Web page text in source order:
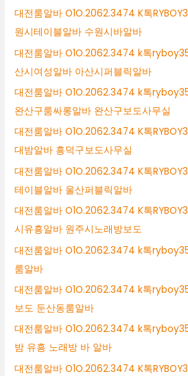
대전룸알바 O1O.2062.3474 K톡
원시테이블알바 수원시바알바
대전룸알바 O1O.2062.3474 k톡
산시여성알바 아산시퍼블릭알바
대전룸알바 O1O.2062.3474 k톡
완산구룸싸롱알바 완산구보도사무실
대전룸알바 O1O.2062.3474 K톡
대밤알바 흥덕구보도사무실
대전룸알바 O1O.2062.3474 K톡
테이블알바 울산퍼블릭알바
대전룸알바 O1O.2062.3474 K톡
시유흥알바 원주시노래방보도
대전룸알바 O1O.2062.3474 k톡
룸알바
대전룸알바 O1O.2062.3474 k톡
보도 둔산동룸알바
대전룸알바 O1O.2062.3474 k톡
밤 유흥 노래방 바 알바
대전룸알바 O1O.2062.3474 K톡